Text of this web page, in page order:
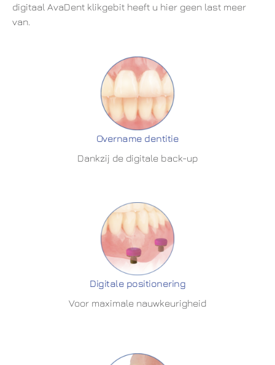
digitaal AvaDent klikgebit heeft u hier geen last meer
van.
Overname dentitie
Dankzij de digitale back-up
Digitale positionering
Voor maximale nauwkeurigheid